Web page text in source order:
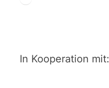
In Kooperation mit: